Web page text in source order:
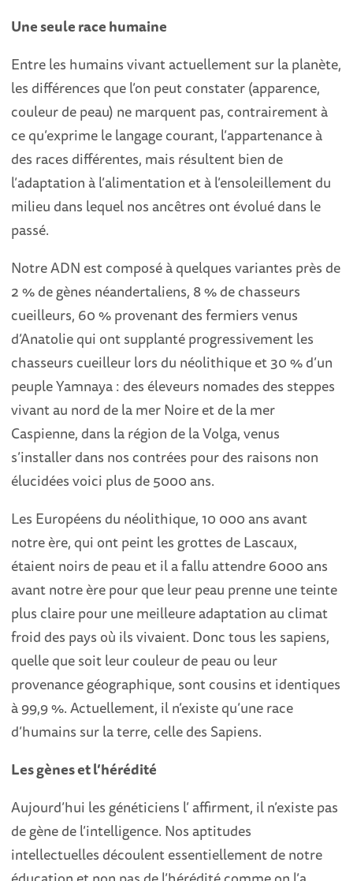
Une seule race humaine
Entre les humains vivant actuellement sur la planète,
les différences que l’on peut constater (apparence,
couleur de peau) ne marquent pas, contrairement à
ce qu’exprime le langage courant, l’appartenance à
des races différentes, mais résultent bien de
l’adaptation à l’alimentation et à l’ensoleillement du
milieu dans lequel nos ancêtres ont évolué dans le
passé.
Notre ADN est composé à quelques variantes près de
2 % de gènes néandertaliens, 8 % de chasseurs
cueilleurs, 60 % provenant des fermiers venus
d’Anatolie qui ont supplanté progressivement les
chasseurs cueilleur lors du néolithique et 30 % d’un
peuple Yamnaya : des éleveurs nomades des steppes
vivant au nord de la mer Noire et de la mer
Caspienne, dans la région de la Volga, venus
s’installer dans nos contrées pour des raisons non
élucidées voici plus de 5000 ans.
Les Européens du néolithique, 10 000 ans avant
notre ère, qui ont peint les grottes de Lascaux,
étaient noirs de peau et il a fallu attendre 6000 ans
avant notre ère pour que leur peau prenne une teinte
plus claire pour une meilleure adaptation au climat
froid des pays où ils vivaient. Donc tous les sapiens,
quelle que soit leur couleur de peau ou leur
provenance géographique, sont cousins et identiques
à 99,9 %. Actuellement, il n’existe qu’une race
d’humains sur la terre, celle des Sapiens.
Les gènes et l’hérédité
Aujourd’hui les généticiens l’ affirment, il n’existe pas
de gène de l’intelligence. Nos aptitudes
intellectuelles découlent essentiellement de notre